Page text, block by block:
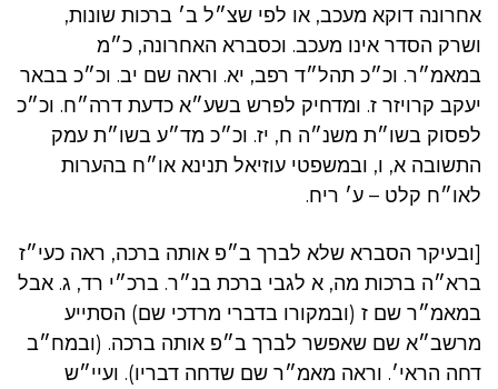
אחרונה דוקא מעכב, או לפי שצ״ל ב׳ ברכות שונות,
ושרק הסדר אינו מעכב. וכסברא האחרונה, כ״מ
במאמ״ר. וכ״כ תהל״ד רפב, יא. וראה שם יב. וכ״כ בבאר
יעקב קרויזר ז. ומדחיק לפרש בשע״א כדעת דרה״ח. וכ״כ
לפסוק בשו״ת משנ״ה ח, יז. וכ״כ מד״ע בשו״ת עמק
התשובה א, ו, ובמשפטי עוזיאל תנינא או״ח בהערות
לאו״ח קלט – ע׳ ריח.
[ובעיקר הסברא שלא לברך ב״פ אותה ברכה, ראה כעי״ז
ברא״ה ברכות מה, א לגבי ברכת בנ״ר. ברכ״י רד, ג. אבל
במאמ״ר שם ז (ובמקורו בדברי מרדכי שם) הסתייע
מרשב״א שם שאפשר לברך ב״פ אותה ברכה. (ובמח״ב
דחה הראי׳. וראה מאמ״ר שם שדחה דבריו). ועיי״ש